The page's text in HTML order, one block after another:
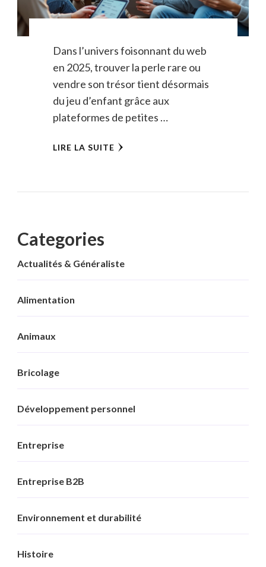
Dans l’univers foisonnant du web
en 2025, trouver la perle rare ou
vendre son trésor tient désormais
du jeu d’enfant grâce aux
plateformes de petites …
LIRE LA SUITE
Categories
Actualités & Généraliste
Alimentation
Animaux
Bricolage
Développement personnel
Entreprise
Entreprise B2B
Environnement et durabilité
Histoire